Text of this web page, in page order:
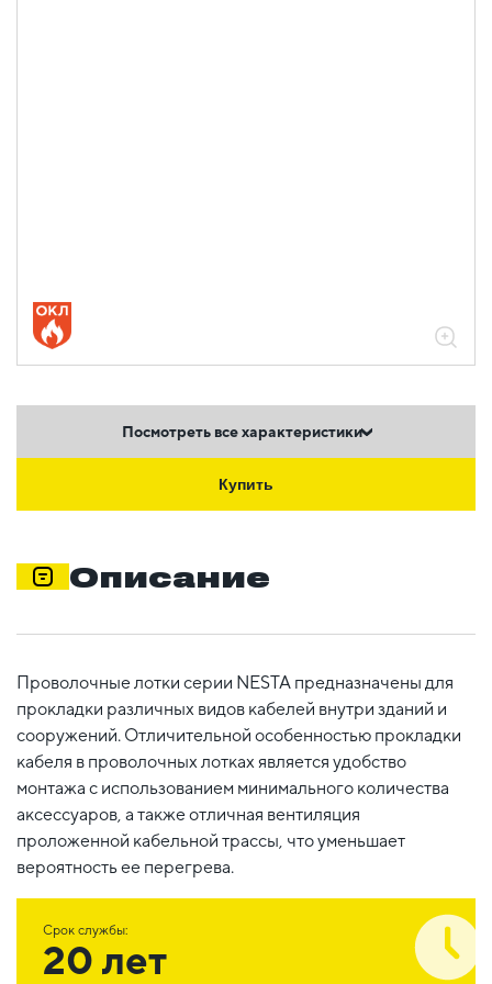
Посмотреть все характеристики
Купить
Описание
Проволочные лотки серии NESTA предназначены для
прокладки различных видов кабелей внутри зданий и
сооружений. Отличительной особенностью прокладки
кабеля в проволочных лотках является удобство
монтажа с использованием минимального количества
аксессуаров, а также отличная вентиляция
проложенной кабельной трассы, что уменьшает
вероятность ее перегрева.
Срок службы:
20 лет